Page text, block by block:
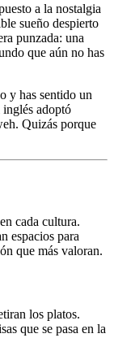
a la nostalgia
sueño despierto
punzada: una
que aún no has
y has sentido un
adoptó
Quizás porque
cada cultura.
espacios para
que más valoran.
los platos.
que se pasa en la